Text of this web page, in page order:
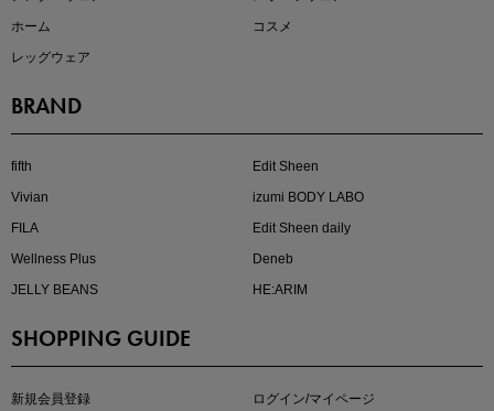
大人の着映えアイテム5選
ホーム
コスメ
レッグウェア
BRAND
fifth
Edit Sheen
Vivian
izumi BODY LABO
FILA
Edit Sheen daily
Wellness Plus
Deneb
JELLY BEANS
HE:ARIM
SHOPPING GUIDE
新規会員登録
ログイン/マイページ